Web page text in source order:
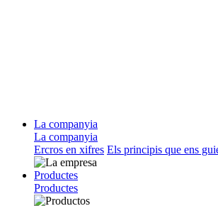
La companyia
La companyia
Ercros en xifres Els principis que ens
Productes
Productes